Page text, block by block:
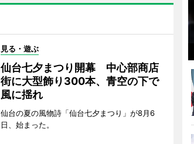
見る・遊ぶ
仙台七夕まつり開幕 中心部商店
街に大型飾り300本、青空の下で
風に揺れ
仙台の夏の風物詩「仙台七夕まつり」が8月6
日、始まった。